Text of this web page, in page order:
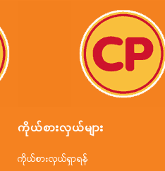
ကိုယ်စားလှယ်များ
ကိုယ်စားလှယ်ရှာရန်